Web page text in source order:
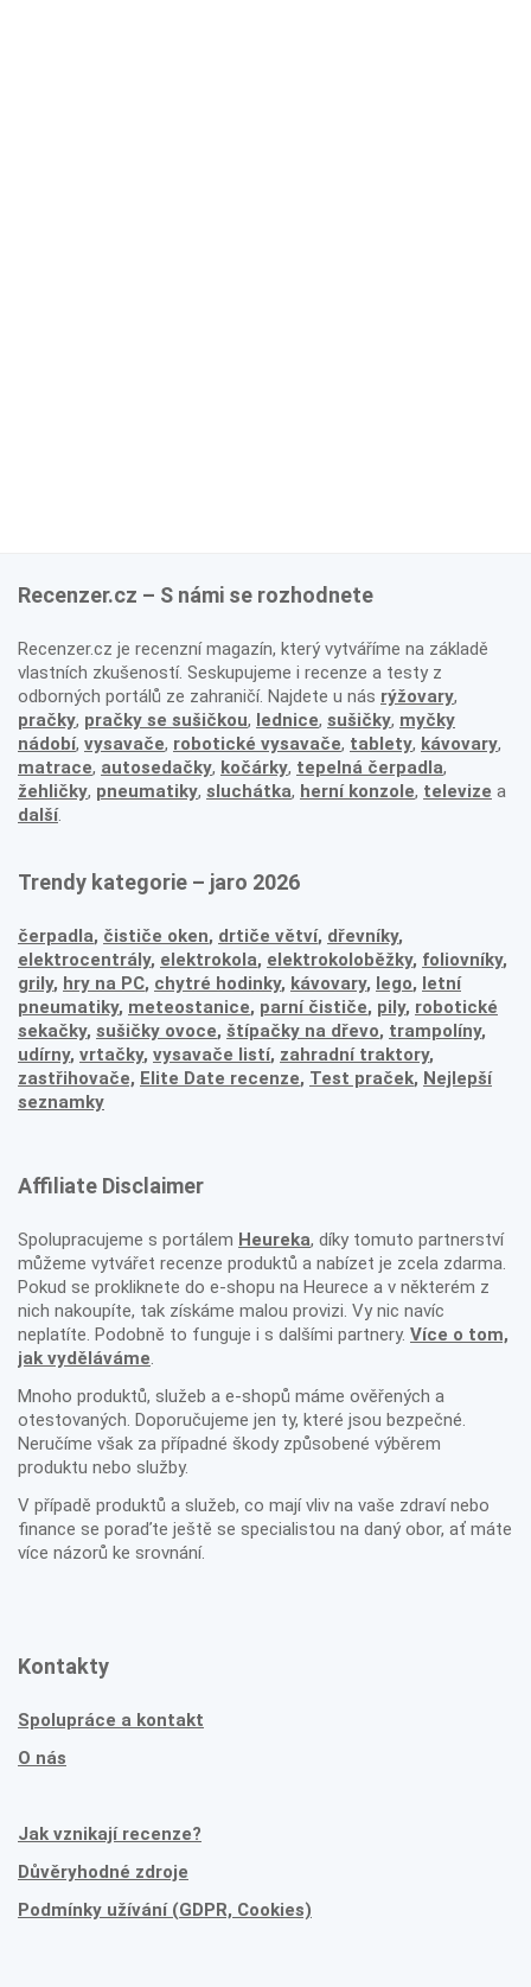
Recenzer.cz – S námi se rozhodnete
Recenzer.cz je recenzní magazín, který vytváříme na základě
vlastních zkušeností. Seskupujeme i recenze a testy z
odborných portálů ze zahraničí. Najdete u nás rýžovary,
pračky, pračky se sušičkou, lednice, sušičky, myčky
nádobí, vysavače, robotické vysavače, tablety, kávovary,
matrace, autosedačky, kočárky, tepelná čerpadla,
žehličky, pneumatiky, sluchátka, herní konzole, televize a
další.
Trendy kategorie – jaro 2026
čerpadla, čističe oken, drtiče větví, dřevníky,
elektrocentrály, elektrokola, elektrokoloběžky, foliovníky,
grily, hry na PC, chytré hodinky, kávovary, lego, letní
pneumatiky, meteostanice, parní čističe, pily, robotické
sekačky, sušičky ovoce, štípačky na dřevo, trampolíny,
udírny, vrtačky, vysavače listí, zahradní traktory,
zastřihovače, Elite Date recenze, Test praček, Nejlepší
seznamky
Affiliate Disclaimer
Spolupracujeme s portálem Heureka, díky tomuto partnerství
můžeme vytvářet recenze produktů a nabízet je zcela zdarma.
Pokud se prokliknete do e-shopu na Heurece a v některém z
nich nakoupíte, tak získáme malou provizi. Vy nic navíc
neplatíte. Podobně to funguje i s dalšími partnery. Více o tom,
jak vyděláváme.
Mnoho produktů, služeb a e-shopů máme ověřených a
otestovaných. Doporučujeme jen ty, které jsou bezpečné.
Neručíme však za případné škody způsobené výběrem
produktu nebo služby.
V případě produktů a služeb, co mají vliv na vaše zdraví nebo
finance se poraďte ještě se specialistou na daný obor, ať máte
více názorů ke srovnání.
Kontakty
Spolupráce a kontakt
O nás
Jak vznikají recenze?
Důvěryhodné zdroje
Podmínky užívání (GDPR, Cookies)